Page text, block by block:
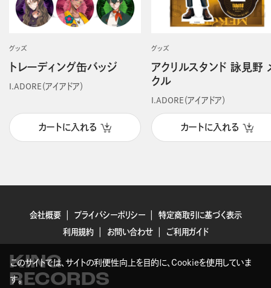
グッズ
トレーディング缶バッジ
I.ADORE（アイアドア）
カートに入れる
グッズ
アクリルスタンド 詠見野
クル
I.ADORE（アイアドア）
カートに入れる
会社概要 プライバシーポリシー
特定商取引に基づく表示
利用規約
お問い合わせ ご利用ガイド
KING
RECORDS
このサイトでは、サイトの利便性向上を目的に、Cookieを使用していま
す。